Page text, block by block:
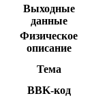
Выходные
данные
Физическое
описание
Тема
BBK-код